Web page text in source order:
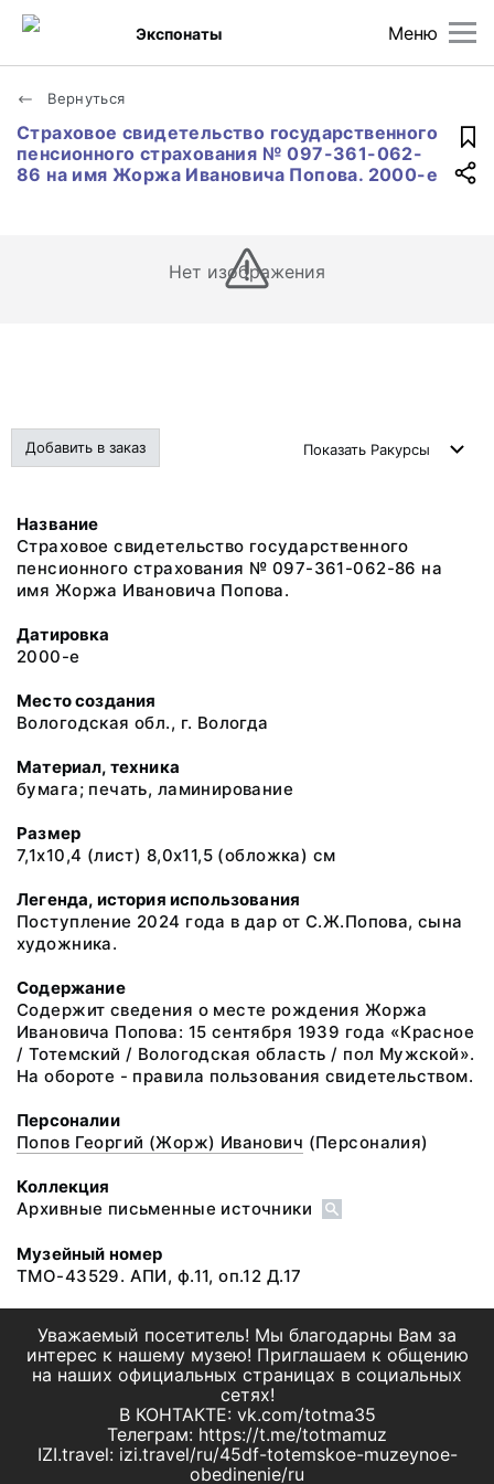
Меню
Экспонаты
Вернуться
Страховое свидетельство государственного
пенсионного страхования № 097-361-062-
86 на имя Жоржа Ивановича Попова. 2000-е
Нет изображения
Добавить в заказ Показать Ракурсы
Название
Страховое свидетельство государственного
пенсионного страхования № 097-361-062-86 на
имя Жоржа Ивановича Попова.
Датировка
2000-е
Место создания
Вологодская обл., г. Вологда
Материал, техника
бумага; печать, ламинирование
Размер
7,1х10,4 (лист) 8,0х11,5 (обложка) см
Легенда, история использования
Поступление 2024 года в дар от С.Ж.Попова, сына
художника.
Содержание
Содержит сведения о месте рождения Жоржа
Ивановича Попова: 15 сентября 1939 года «Красное
/ Тотемский / Вологодская область / пол Мужской».
На обороте - правила пользования свидетельством.
Персоналии
Попов Георгий (Жорж) Иванович (Персоналия)
Коллекция
Архивные письменные источники
Музейный номер
ТМО-43529. АПИ, ф.11, оп.12 Д.17
Уважаемый посетитель! Мы благодарны Вам за
интерес к нашему музею! Приглашаем к общению
на наших официальных страницах в социальных
сетях!
В КОНТАКТЕ: vk.com/totma35
Телеграм: https://t.me/totmamuz
IZI.travel: izi.travel/ru/45df-totemskoe-muzeynoe-
obedinenie/ru